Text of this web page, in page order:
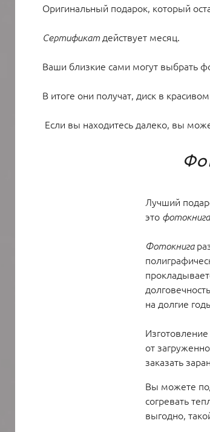
Оригинальный подарок, который
Сертификатдействует месяц.
Ваши близкие сами могут выбрать
В итоге они получат, диск в
Если вы находитесь далеко, вы
Лучший
это фотокнига
Фотокнига
на долгие
от
заказать
Вы можете
согревать
выгодно,